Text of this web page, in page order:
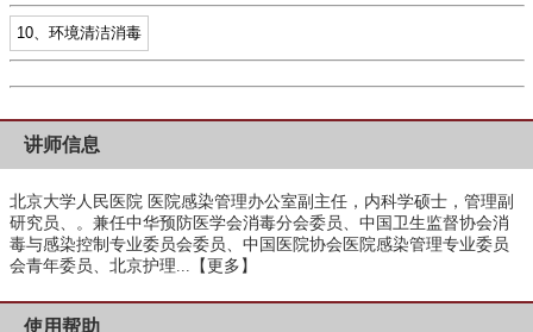
10、环境清洁消毒
讲师信息
北京大学人民医院 医院感染管理办公室副主任，内科学硕士，管理副
研究员、。兼任中华预防医学会消毒分会委员、中国卫生监督协会消
毒与感染控制专业委员会委员、中国医院协会医院感染管理专业委员
会青年委员、北京护理... 【更多】
使用帮助